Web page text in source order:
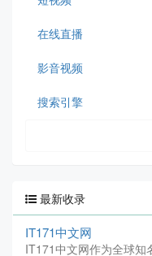
在线直播
影音视频
搜索引擎
最新收录
IT171中文网
IT171中文网作为全球